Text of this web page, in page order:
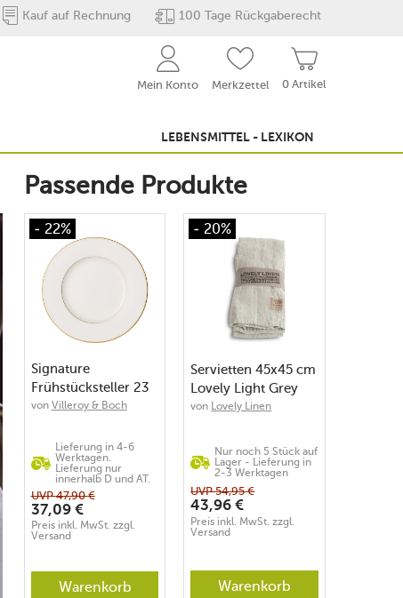
Kauf auf Rechnung 100 Tage Rückgaberecht
0 Artikel
Mein Konto Merkzettel
LEBENSMITTEL - LEXIKON
Passende Produkte
- 22%
Signature
Frühstücksteller 23
cm Anmut Gold
von Villeroy & Boch
Lieferung in 4-6
Werktagen.
Lieferung nur
innerhalb D und AT.
UVP47,90 €
37,09 €
Preis inkl. MwSt. zzgl.
Versand
Warenkorb
- 20%
Servietten 45x45 cm
Lovely Light Grey
von Lovely Linen
Nur noch 5 Stück auf
Lager - Lieferung in
2-3 Werktagen
UVP54,95 €
43,96 €
Preis inkl. MwSt. zzgl.
Versand
Warenkorb